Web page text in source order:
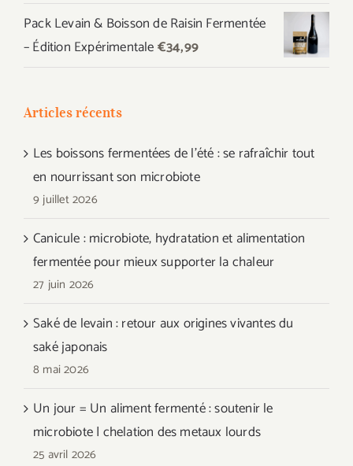
Pack Levain & Boisson de Raisin Fermentée
– Édition Expérimentale€34,99
Articles récents
Les boissons fermentées de l’été : se rafraîchir tout
en nourrissant son microbiote
9 juillet 2026
Canicule : microbiote, hydratation et alimentation
fermentée pour mieux supporter la chaleur
27 juin 2026
Saké de levain : retour aux origines vivantes du
saké japonais
8 mai 2026
Un jour = Un aliment fermenté : soutenir le
microbiote | chelation des metaux lourds
25 avril 2026